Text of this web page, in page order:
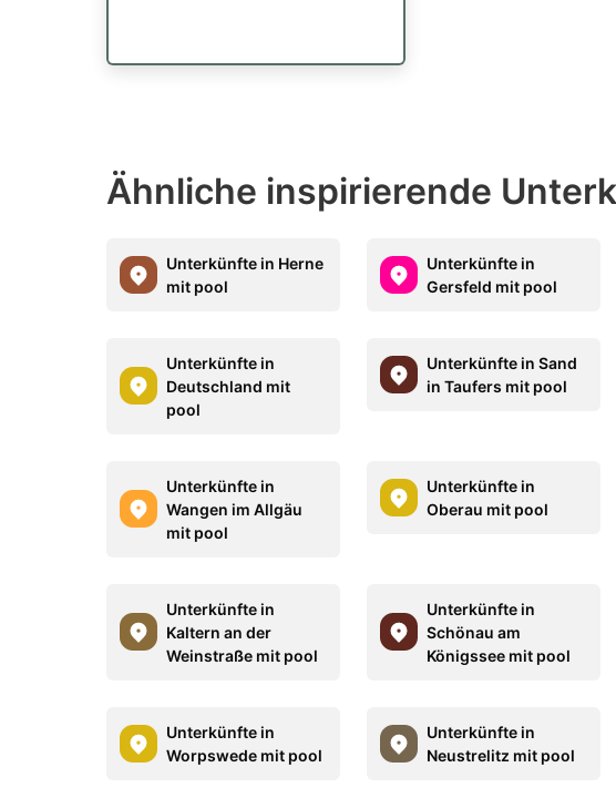
Ähnliche inspirierende
Unterkünfte in Herne
mit pool
Unterkünfte in
Gersfeld mit pool
Unterkünfte in
Deutschland mit
pool
Unterkünfte in Sand
in Taufers mit pool
Unterkünfte in
Wangen im Allgäu
mit pool
Unterkünfte in
Oberau mit pool
Unterkünfte in
Kaltern an der
Weinstraße mit pool
Unterkünfte in
Schönau am
Königssee mit pool
Unterkünfte in
Worpswede mit pool
Unterkünfte in
Neustrelitz mit pool